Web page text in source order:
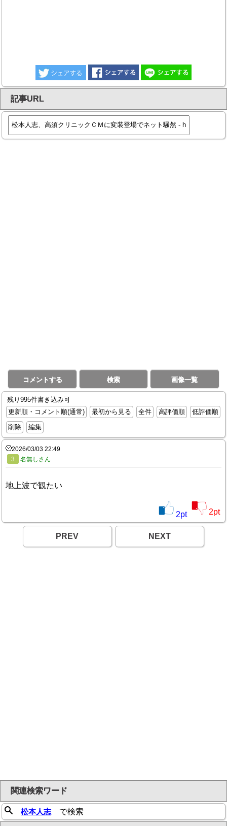
記事URL
コメントする 検索 画像一覧
残り995件書き込み可
更新順・コメント順(通常)
最初から見る 全件 高評価順
低評価順
削除
編集
2026/03/03 22:49
3
名無しさん
地上波で観たい
2pt 2pt
PREV NEXT
関連検索ワード
松本人志 で検索